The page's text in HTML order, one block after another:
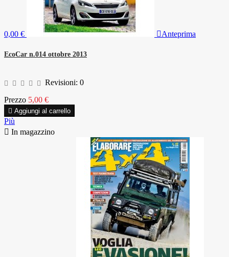
0,00 € Anteprima
EcoCar n.014 ottobre 2013
Revisioni: 0
Prezzo 5,00 €
 Aggiungi al carrello
Più
 In magazzino